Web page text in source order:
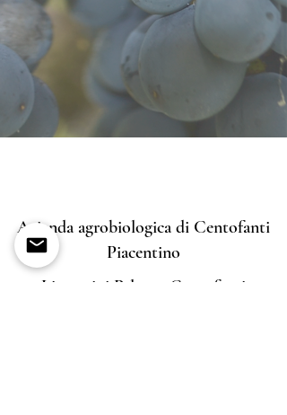
Azienda agrobiologica di Centofanti
Piacentino
Linea vini Palazzo Centofanti